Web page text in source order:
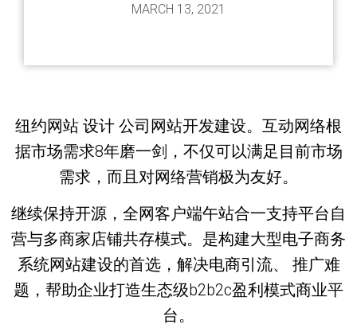
MARCH 13, 2021
纽约网站 设计 公司网站开发建设。互动网络根
据市场需求8年磨一剑，不仅可以满足目前市场
需求，而且对网络营销极为友好。
继续保持开源，全网客户端午站合一支持平台自
营与多商家店铺共存模式。是构建大型电子商务
系统网站建设的首选，解决电商引流、 推广难
题，帮助企业打造生态级b2b2c盈利模式商业平
台。